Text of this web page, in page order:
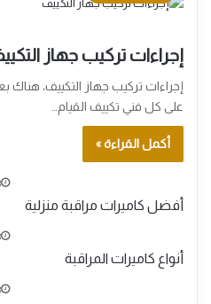
إجراءات تركيب جهاز
إجراءات تركيب جهاز التكييف،
على كل فني تكييف القيام…
أكمل القراءة »
أفضل كاميرات مراقبة منزلية
أنواع كاميرات المراقبة